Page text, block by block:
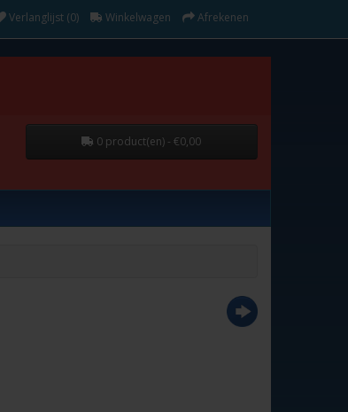
Verlanglijst (0) Winkelwagen Afrekenen
0 product(en) - €0,00